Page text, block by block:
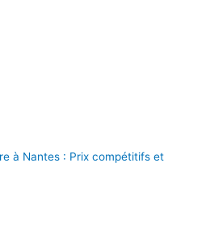
à Nantes : Prix compétitifs et